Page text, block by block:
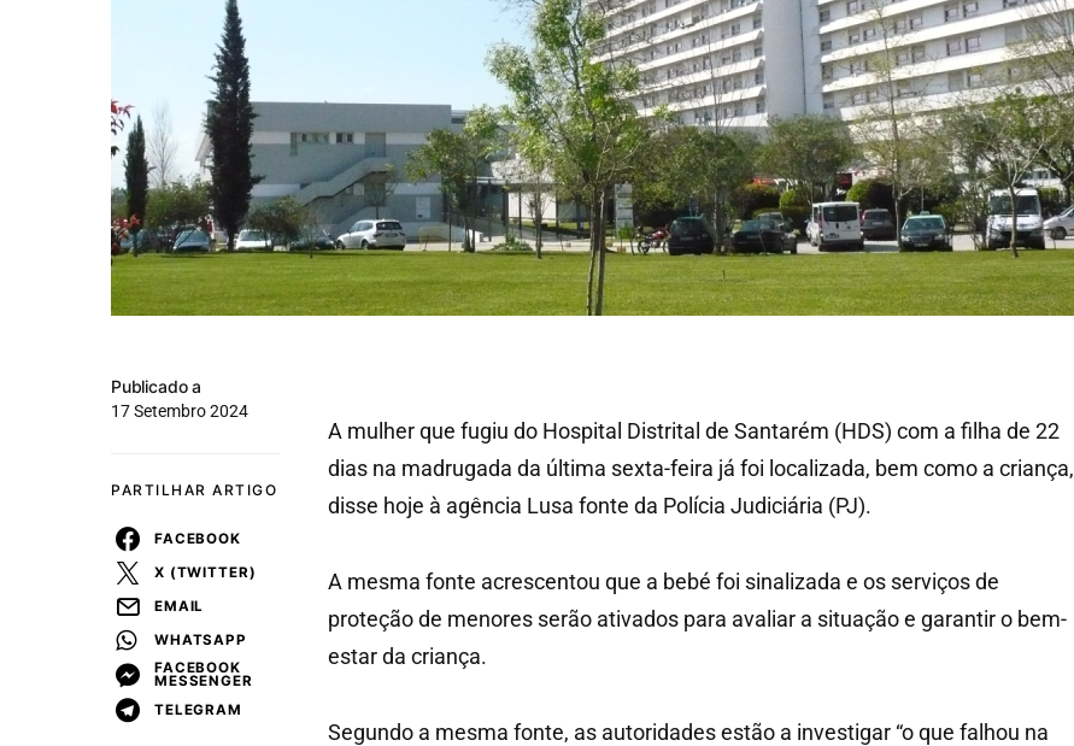
Publicado a
17 Setembro 2024
PARTILHAR ARTIGO
FACEBOOK
X (TWITTER)
EMAIL
WHATSAPP
FACEBOOK
MESSENGER
TELEGRAM
A mulher que fugiu do Hospital Distrital de Santarém (HDS) com a filha de 22
dias na madrugada da última sexta-feira já foi localizada, bem como a criança,
disse hoje à agência Lusa fonte da Polícia Judiciária (PJ).
A mesma fonte acrescentou que a bebé foi sinalizada e os serviços de
proteção de menores serão ativados para avaliar a situação e garantir o bem-
estar da criança.
Segundo a mesma fonte, as autoridades estão a investigar “o que falhou na